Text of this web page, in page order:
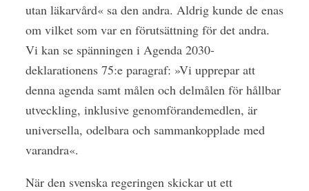
utan läkarvård« sa den andra. Aldrig kunde de enas
om vilket som var en förutsättning för det andra.
Vi kan se spänningen i Agenda 2030-
deklarationens 75:e paragraf: »Vi upprepar att
denna agenda samt målen och delmålen för hållbar
utveckling, inklusive genomförandemedlen, är
universella, odelbara och sammankopplade med
varandra«.
När den svenska regeringen skickar ut ett